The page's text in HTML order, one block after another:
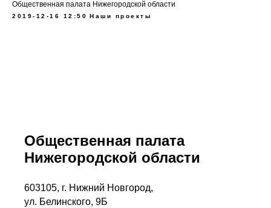
Общественная палата Нижегородской области
2019-12-16 12:50 Наши проекты
Общественная палата
Нижегородской области
603105, г. Нижний Новгород,
ул. Белинского, 9Б